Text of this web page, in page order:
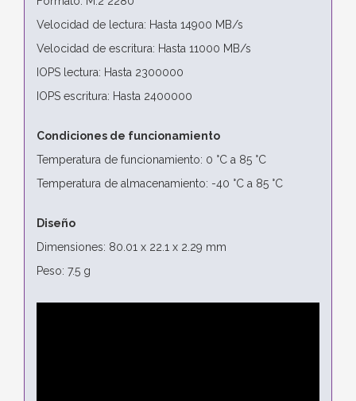
Velocidad de lectura: Hasta 14900 MB/s
Velocidad de escritura: Hasta 11000 MB/s
IOPS lectura: Hasta 2300000
IOPS escritura: Hasta 2400000
Condiciones de funcionamiento
Temperatura de funcionamiento: 0 °C a 85 °C
Temperatura de almacenamiento: -40 °C a 85 °C
Diseño
Dimensiones: 80.01 x 22.1 x 2.29 mm
Peso: 7.5 g